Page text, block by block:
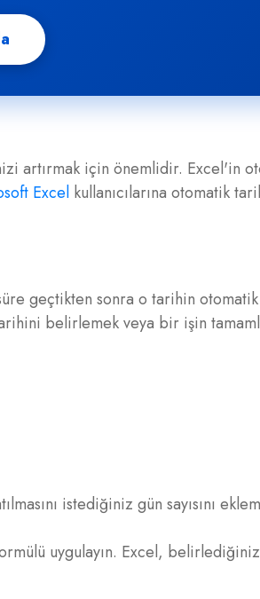
artırmak için önemlidir. Excel'in
Excel kullanıcılarına otomatik
geçtikten sonra o tarihin
belirlemek veya bir işin
istediğiniz gün sayısını
uygulayın. Excel, belirlediğiniz